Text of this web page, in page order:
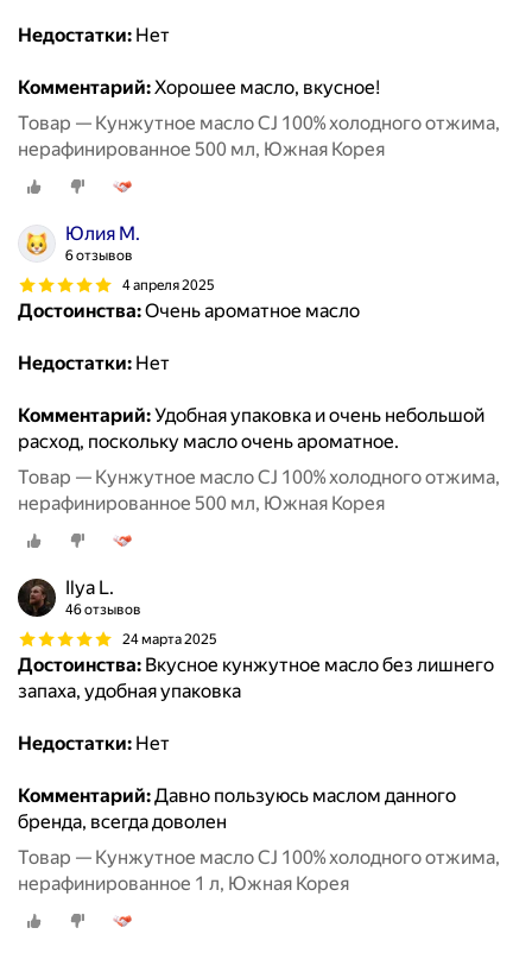
Недостатки: Нет
Комментарий:Хорошее масло, вкусное!
Товар — Кунжутное масло CJ 100% холодного отжима,
нерафинированное 500 мл, Южная Корея
Юлия М.
6 отзывов
4 апреля 2025
Достоинства:Очень ароматное масло
Недостатки: Нет
Комментарий:Удобная упаковка и очень небольшой
расход, поскольку масло очень ароматное.
Товар — Кунжутное масло CJ 100% холодного отжима,
нерафинированное 500 мл, Южная Корея
Ilya L.
46 отзывов
24 марта 2025
Достоинства: Вкусное кунжутное масло без лишнего
запаха, удобная упаковка
Недостатки: Нет
Комментарий:Давно пользуюсь маслом данного
бренда, всегда доволен
Товар — Кунжутное масло CJ 100% холодного отжима,
нерафинированное 1 л, Южная Корея